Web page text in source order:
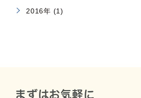
2016年 (1)
まずはお気軽に